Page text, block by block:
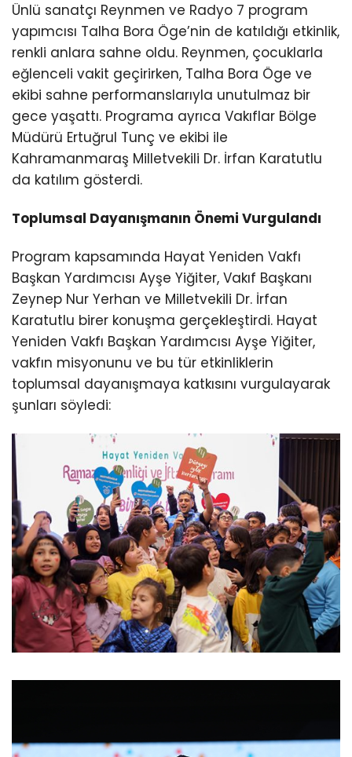
Ünlü sanatçı Reynmen ve Radyo 7 program
yapımcısı Talha Bora Öge’nin de katıldığı etkinlik,
renkli anlara sahne oldu. Reynmen, çocuklarla
eğlenceli vakit geçirirken, Talha Bora Öge ve
ekibi sahne performanslarıyla unutulmaz bir
gece yaşattı. Programa ayrıca Vakıflar Bölge
Müdürü Ertuğrul Tunç ve ekibi ile
Kahramanmaraş Milletvekili Dr. İrfan Karatutlu
da katılım gösterdi.
Toplumsal Dayanışmanın Önemi Vurgulandı
Program kapsamında Hayat Yeniden Vakfı
Başkan Yardımcısı Ayşe Yiğiter, Vakıf Başkanı
Zeynep Nur Yerhan ve Milletvekili Dr. İrfan
Karatutlu birer konuşma gerçekleştirdi. Hayat
Yeniden Vakfı Başkan Yardımcısı Ayşe Yiğiter,
vakfın misyonunu ve bu tür etkinliklerin
toplumsal dayanışmaya katkısını vurgulayarak
şunları söyledi: